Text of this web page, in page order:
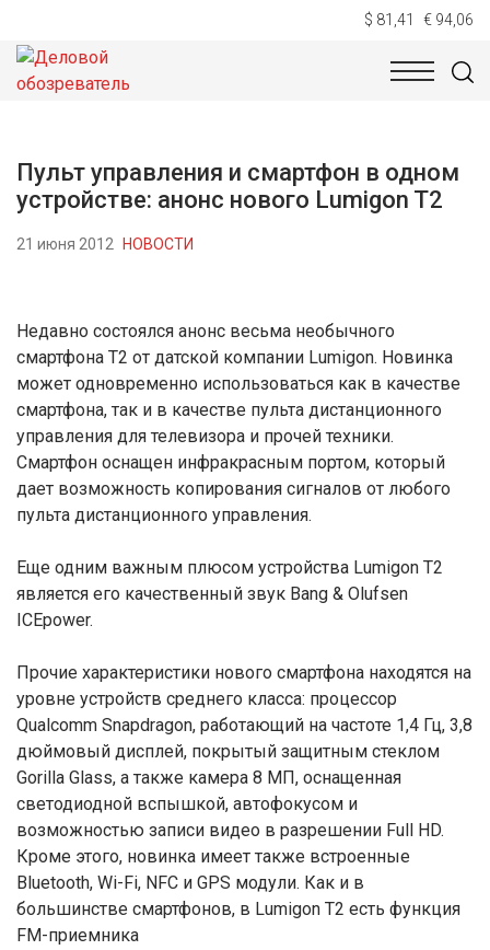
$ 81,41 € 94,06
НОВОСТИ
Пульт управления и смартфон в одном
устройстве: анонс нового Lumigon T2
21 июня 2012 НОВОСТИ
Недавно состоялся анонс весьма необычного
смартфона T2 от датской компании Lumigon. Новинка
может одновременно использоваться как в качестве
смартфона, так и в качестве пульта дистанционного
управления для телевизора и прочей техники.
Смартфон оснащен инфракрасным портом, который
дает возможность копирования сигналов от любого
пульта дистанционного управления.
Еще одним важным плюсом устройства Lumigon T2
является его качественный звук Bang & Olufsen
ICEpower.
Прочие характеристики нового смартфона находятся на
уровне устройств среднего класса: процессор
Qualcomm Snapdragon, работающий на частоте 1,4 Гц, 3,8
дюймовый дисплей, покрытый защитным стеклом
Gorilla Glass, а также камера 8 МП, оснащенная
светодиодной вспышкой, автофокусом и
возможностью записи видео в разрешении Full HD.
Кроме этого, новинка имеет также встроенные
Bluetooth, Wi-Fi, NFC и GPS модули. Как и в
большинстве смартфонов, в Lumigon T2 есть функция
FM-приемника